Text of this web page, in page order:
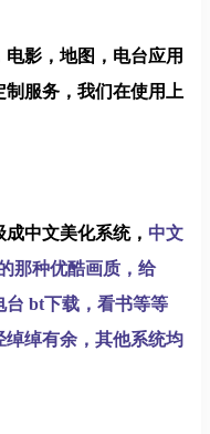
影，地图，电台应用
制服务，我们在使用上
中文美化系统， 中文
那种优酷画质，给
台 bt下载，看书等等
绰有余，其他系统均